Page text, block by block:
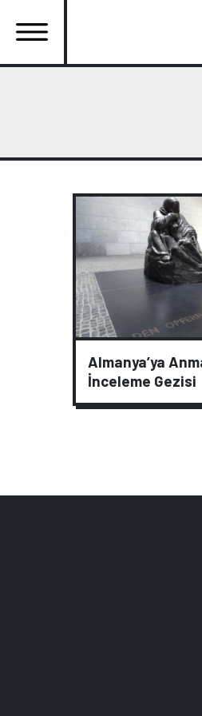
atla
Almanya’ya
İnceleme Gezisi